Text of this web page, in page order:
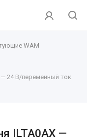
WAM
— 24 В/переменный ток
ILTA0AX —